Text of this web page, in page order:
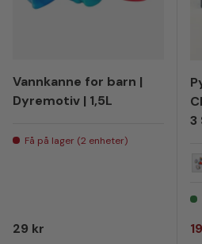
Vannkanne for barn |
Dyremotiv | 1,5L
Få på lager (2 enheter)
Vanlig pris
29 kr
3